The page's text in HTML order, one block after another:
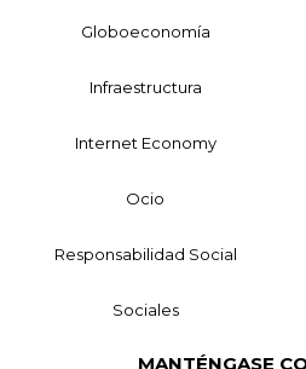
Globoeconomía
Infraestructura
Internet Economy
Ocio
Responsabilidad Social
Sociales
MANTÉNGASE